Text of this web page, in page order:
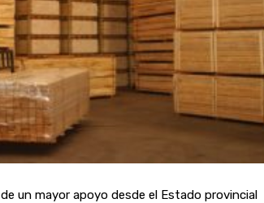
un mayor apoyo desde el Estado provincial